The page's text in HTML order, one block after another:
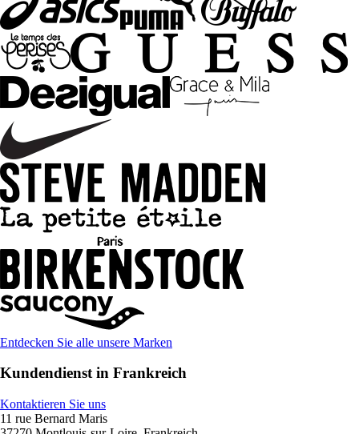
Entdecken Sie alle unsere Marken
Kundendienst in Frankreich
Kontaktieren Sie uns
11 rue Bernard Maris